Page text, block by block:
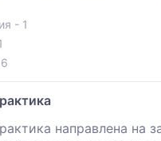
- 1
направлена на